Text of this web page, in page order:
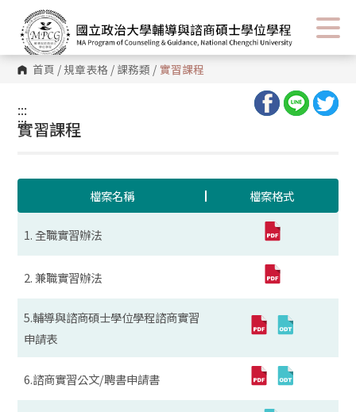
首頁 /規章表格 / 課務類 / 實習課程
:::
:::
實習課程
檔案名稱 檔案格式
1. 全職實習辦法
2. 兼職實習辦法
5.輔導與諮商碩士學位學程諮商實習
申請表
6.諮商實習公文/聘書申請書